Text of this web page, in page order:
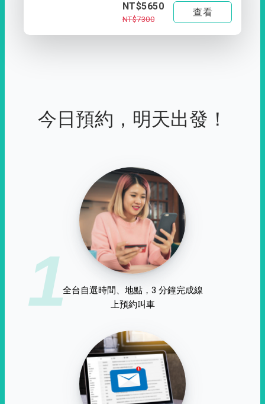
NT$5650
NT$7300
查看
今日預約，明天出發！
1全台自選時間、地點，3 分鐘完成線
上預約叫車